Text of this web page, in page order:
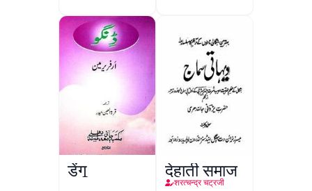
डेंगू देहाती समाज
शरत्चन्द्र चट्रजी